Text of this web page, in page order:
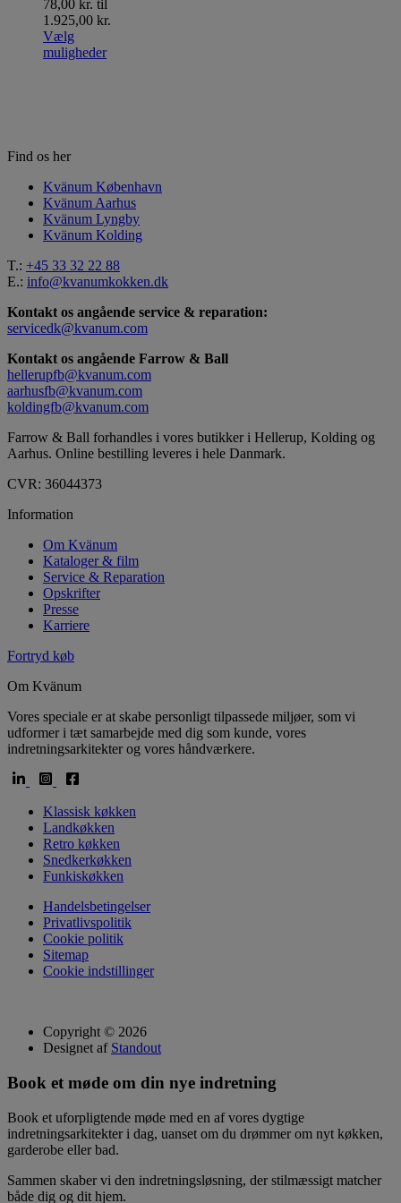
78,00 kr. til
1.925,00 kr.
Vælg
muligheder
Find os her
Kvänum København
Kvänum Aarhus
Kvänum Lyngby
Kvänum Kolding
T.: +45 33 32 22 88
E.: info@kvanumkokken.dk
Kontakt os angående service & reparation:
servicedk@kvanum.com
Kontakt os angående Farrow & Ball
hellerupfb@kvanum.com
aarhusfb@kvanum.com
koldingfb@kvanum.com
Farrow & Ball forhandles i vores butikker i Hellerup, Kolding og
Aarhus. Online bestilling leveres i hele Danmark.
CVR: 36044373
Information
Om Kvänum
Kataloger & film
Service & Reparation
Opskrifter
Presse
Karriere
Fortryd køb
Om Kvänum
Vores speciale er at skabe personligt tilpassede miljøer, som vi
udformer i tæt samarbejde med dig som kunde, vores
indretningsarkitekter og vores håndværkere.
Klassisk køkken
Landkøkken
Retro køkken
Snedkerkøkken
Funkiskøkken
Handelsbetingelser
Privatlivspolitik
Cookie politik
Sitemap
Cookie indstillinger
Copyright © 2026
Designet af Standout
Book et møde om din nye indretning
Book et uforpligtende møde med en af vores dygtige
indretningsarkitekter i dag, uanset om du drømmer om nyt køkken,
garderobe eller bad.
Sammen skaber vi den indretningsløsning, der stilmæssigt matcher
både dig og dit hjem.